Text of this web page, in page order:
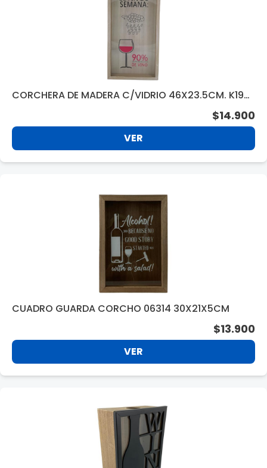
CORCHERA DE MADERA C/VIDRIO 46X23.5CM. K192
$14.900
VER
CUADRO GUARDA CORCHO 06314 30X21X5CM
$13.900
VER